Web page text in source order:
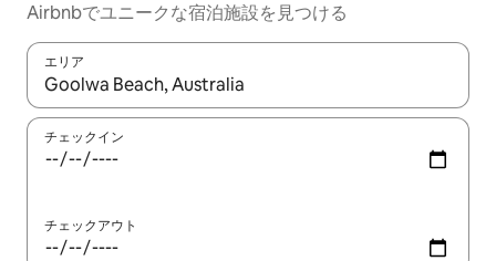
Airbnbでユニークな宿泊施設を見つける
エリア
検索結果が表示されたら、上下の矢印キーを使って移動するか
チェックイン
チェックアウト